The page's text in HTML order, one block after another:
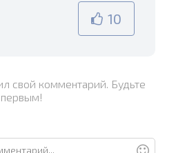
10
свой комментарий. Будьте
первым!